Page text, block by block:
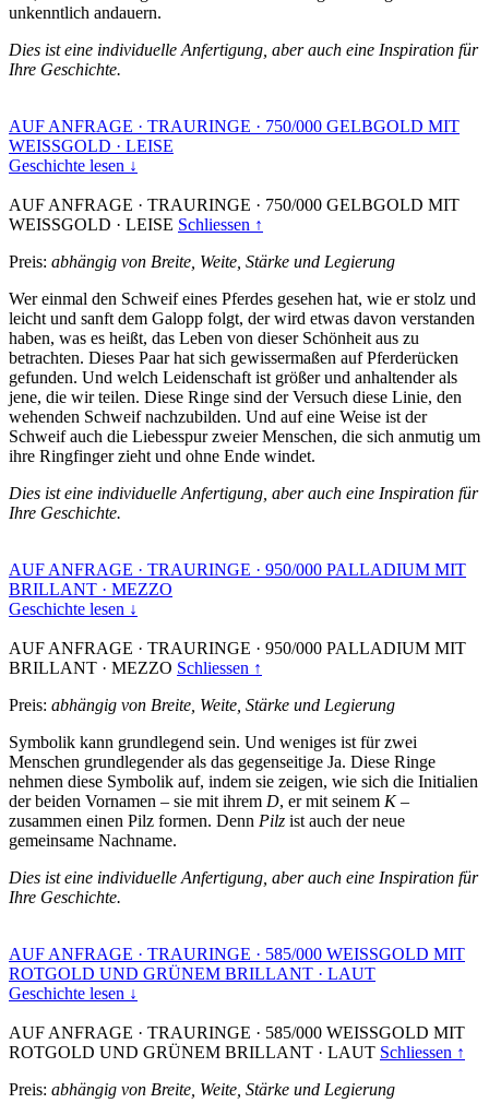
unkenntlich andauern.
Dies ist eine individuelle Anfertigung, aber auch eine Inspiration für
Ihre Geschichte.
AUF ANFRAGE · TRAURINGE · 750/000 GELBGOLD MIT
WEISSGOLD · LEISE
Geschichte lesen ↓
AUF ANFRAGE · TRAURINGE · 750/000 GELBGOLD MIT
WEISSGOLD · LEISE Schliessen ↑
Preis: abhängig von Breite, Weite, Stärke und Legierung
Wer einmal den Schweif eines Pferdes gesehen hat, wie er stolz und
leicht und sanft dem Galopp folgt, der wird etwas davon verstanden
haben, was es heißt, das Leben von dieser Schönheit aus zu
betrachten. Dieses Paar hat sich gewissermaßen auf Pferderücken
gefunden. Und welch Leidenschaft ist größer und anhaltender als
jene, die wir teilen. Diese Ringe sind der Versuch diese Linie, den
wehenden Schweif nachzubilden. Und auf eine Weise ist der
Schweif auch die Liebesspur zweier Menschen, die sich anmutig um
ihre Ringfinger zieht und ohne Ende windet.
Dies ist eine individuelle Anfertigung, aber auch eine Inspiration für
Ihre Geschichte.
AUF ANFRAGE · TRAURINGE · 950/000 PALLADIUM MIT
BRILLANT · MEZZO
Geschichte lesen ↓
AUF ANFRAGE · TRAURINGE · 950/000 PALLADIUM MIT
BRILLANT · MEZZO Schliessen ↑
Preis: abhängig von Breite, Weite, Stärke und Legierung
Symbolik kann grundlegend sein. Und weniges ist für zwei
Menschen grundlegender als das gegenseitige Ja. Diese Ringe
nehmen diese Symbolik auf, indem sie zeigen, wie sich die Initialien
der beiden Vornamen – sie mit ihrem D, er mit seinem K–
zusammen einen Pilz formen. Denn Pilz ist auch der neue
gemeinsame Nachname.
Dies ist eine individuelle Anfertigung, aber auch eine Inspiration für
Ihre Geschichte.
AUF ANFRAGE · TRAURINGE · 585/000 WEISSGOLD MIT
ROTGOLD UND GRÜNEM BRILLANT · LAUT
Geschichte lesen ↓
AUF ANFRAGE · TRAURINGE · 585/000 WEISSGOLD MIT
ROTGOLD UND GRÜNEM BRILLANT · LAUT Schliessen ↑
Preis: abhängig von Breite, Weite, Stärke und Legierung